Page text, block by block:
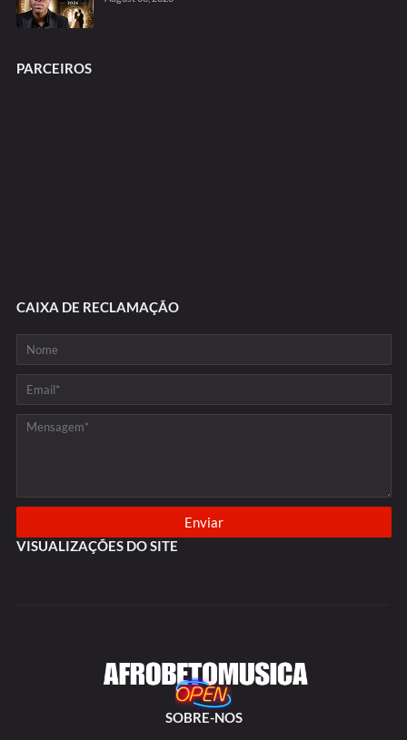
PARCEIROS
CAIXA DE RECLAMAÇÃO
VISUALIZAÇÕES DO SITE
SOBRE-NOS